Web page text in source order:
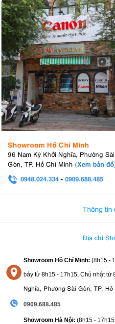
Showroom Hồ Chí Minh
96 Nam Kỳ Khởi Nghĩa, Phường Sài
Gòn, TP. Hồ Chí Minh (Xem bản đồ
0948.024.334 - 0909.688.485
Thông tin
Địa chỉ
Showroom Hồ Chí Minh: (8h15 -
bảy từ 8h15 - 17h15, Chủ nhật từ
Nghĩa, Phường Sài Gòn, TP. Hồ
0909.688.485
Showroom Hà Nội: (8h15 -